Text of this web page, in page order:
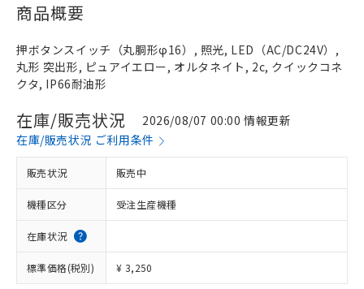
商品概要
押ボタンスイッチ（丸胴形φ16）, 照光, LED（AC/DC24V）,
丸形 突出形, ピュアイエロー, オルタネイト, 2c, クイックコネ
クタ, IP66耐油形
在庫/販売状況
2026/08/07 00:00 情報更新
在庫/販売状況 ご利用条件
販売状況 販売中
機種区分 受注生産機種
在庫状況
標準価格(税別) ¥ 3,250